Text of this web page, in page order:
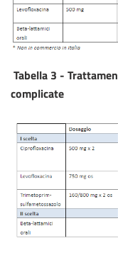
Tabella 3 -
complicate